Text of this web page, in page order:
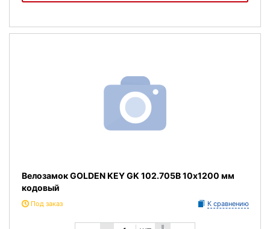
Замок вел.,противоуг. трос, ключ 12*1500 RLKJK9625001
Велозамок GOLDEN KEY GK 102.705B 10х1200 мм
кодовый
Под заказ К сравнению